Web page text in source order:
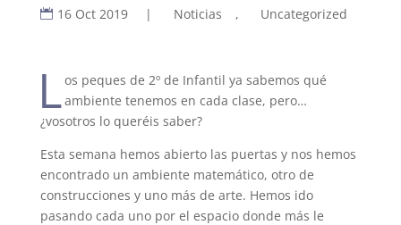
16 Oct 2019 | Noticias , Uncategorized
Los peques de 2º de Infantil ya sabemos qué
ambiente tenemos en cada clase, pero…
¿vosotros lo queréis saber?
Esta semana hemos abierto las puertas y nos hemos
encontrado un ambiente matemático, otro de
construcciones y uno más de arte. Hemos ido
pasando cada uno por el espacio donde más le